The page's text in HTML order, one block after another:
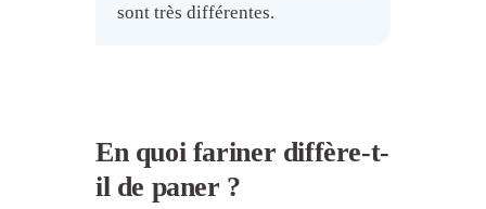
sont très différentes.
En quoi fariner diffère-t-
il de paner ?